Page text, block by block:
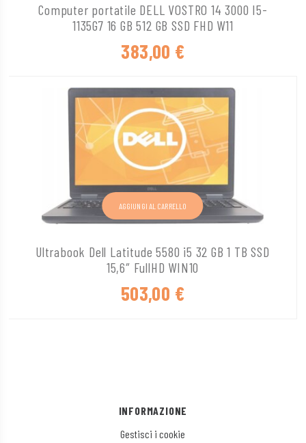
Computer portatile DELL VOSTRO 14 3000 I5-
1135G7 16 GB 512 GB SSD FHD W11
383,00 €
Ultrabook Dell Latitude 5580 i5 32 GB 1 TB SSD
15,6″ FullHD WIN10
503,00 €
AGGIUNGI AL CARRELLO
INFORMAZIONE
Gestisci i cookie